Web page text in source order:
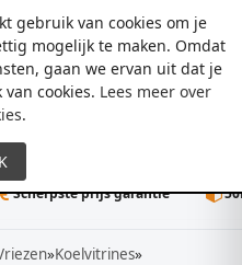
gebruik van cookies om je
mogelijk te maken. Omdat
gaan we ervan uit dat je
cookies. Lees meer over
.
0
prijs garantie 50K+
»Koelvitrines»